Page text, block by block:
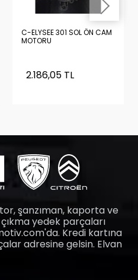
C-ELYSEE 301 SOL ÖN CAM
MOTORU
2.186,05 TL
şanzıman, kaporta ve
yedek parçaları
Kredi kartına
adresine gelsin. Elvan